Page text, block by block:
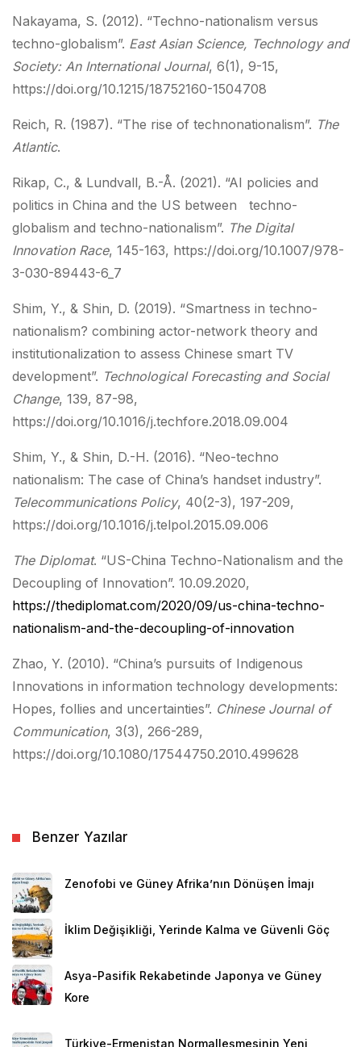
Nakayama, S. (2012). “Techno-nationalism versus
techno-globalism”. East Asian Science, Technology and
Society: An International Journal, 6(1), 9-15,
https://doi.org/10.1215/18752160-1504708
Reich, R. (1987). “The rise of technonationalism”. The
Atlantic.
Rikap, C., & Lundvall, B.-Å. (2021). “AI policies and
politics in China and the US between techno-
globalism and techno-nationalism”. The Digital
Innovation Race, 145-163, https://doi.org/10.1007/978-
3-030-89443-6_7
Shim, Y., & Shin, D. (2019). “Smartness in techno-
nationalism? combining actor-network theory and
institutionalization to assess Chinese smart TV
development”. Technological Forecasting and Social
Change, 139, 87-98,
https://doi.org/10.1016/j.techfore.2018.09.004
Shim, Y., & Shin, D.-H. (2016). “Neo-techno
nationalism: The case of China’s handset industry”.
Telecommunications Policy, 40(2-3), 197-209,
https://doi.org/10.1016/j.telpol.2015.09.006
The Diplomat. “US-China Techno-Nationalism and the
Decoupling of Innovation”. 10.09.2020,
https://thediplomat.com/2020/09/us-china-techno-
nationalism-and-the-decoupling-of-innovation
Zhao, Y. (2010). “China’s pursuits of Indigenous
Innovations in information technology developments:
Hopes, follies and uncertainties”. Chinese Journal of
Communication, 3(3), 266-289,
https://doi.org/10.1080/17544750.2010.499628
Benzer Yazılar
Zenofobi ve Güney Afrika’nın Dönüşen İmajı
İklim Değişikliği, Yerinde Kalma ve Güvenli Göç
Asya-Pasifik Rekabetinde Japonya ve Güney
Kore
Türkiye-Ermenistan Normalleşmesinin Yeni